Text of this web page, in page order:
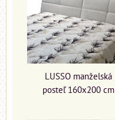
LUSSO manželská
posteľ 160x200 cm